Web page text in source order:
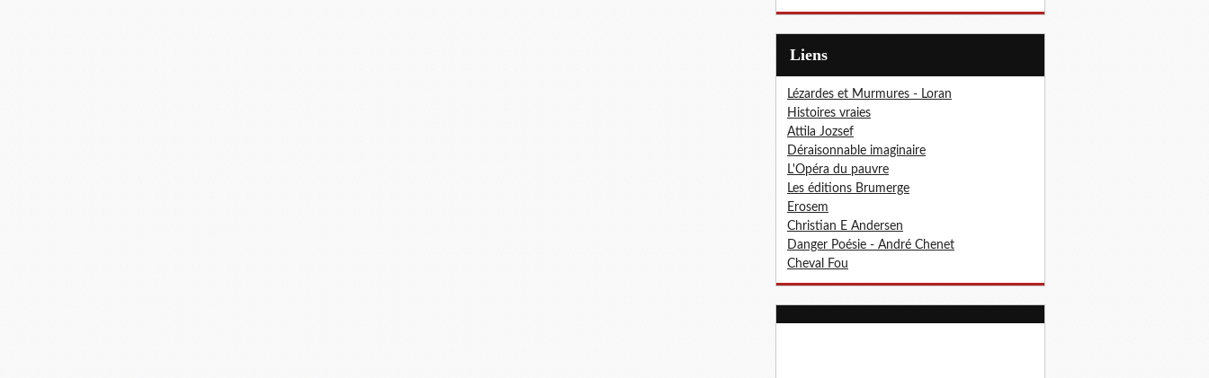
Liens
Lézardes et Murmures - Loran
Histoires vraies
Attila Jozsef
Déraisonnable imaginaire
L'Opéra du pauvre
Les éditions Brumerge
Erosem
Christian E Andersen
Danger Poésie - André Chenet
Cheval Fou